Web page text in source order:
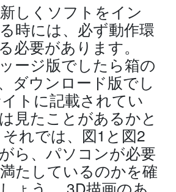
しくソフトをイン
時には、必ず動作環
必要があります。
ージ版でしたら箱の
ダウンロード版でし
トに記載されてい
見たことがあるかと
れでは、図1と図2
ら、パソコンが必要
たしているのかを確